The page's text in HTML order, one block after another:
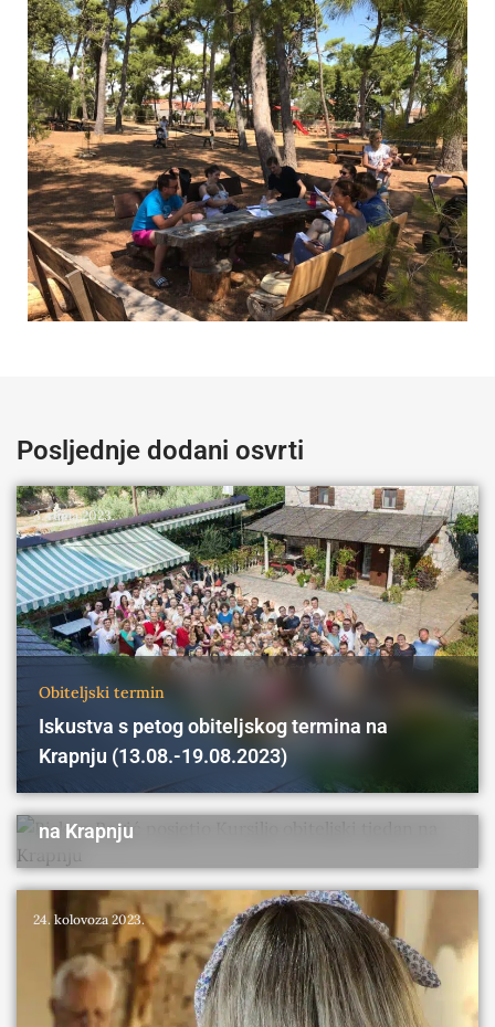
Posljednje dodani osvrti
3. rujna 2023.
Obiteljski termin
Iskustva s petog obiteljskog termina na
Krapnju (13.08.-19.08.2023)
3. rujna 2023.
Obiteljski termin Kursiljo u medijima
Biskup Rogić posjetio Kursiljo obiteljski tjedan
na Krapnju
24. kolovoza 2023.